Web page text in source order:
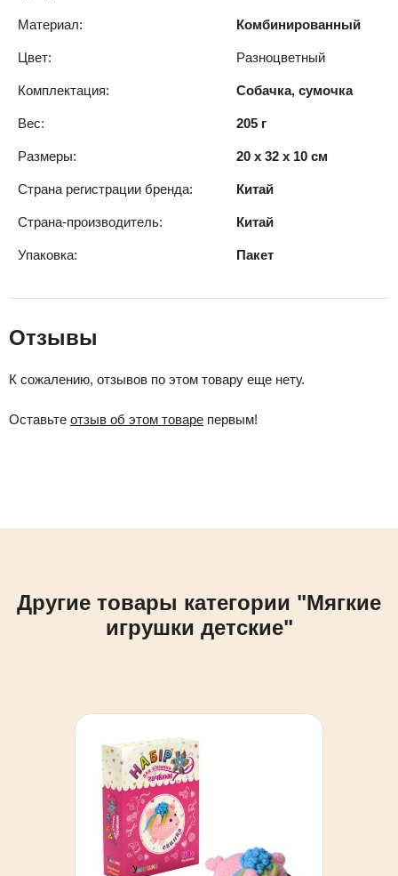
Материал: Комбинированный
Цвет: Разноцветный
Комплектация: Собачка, сумочка
Вес: 205 г
Размеры: 20 x 32 x 10 см
Страна регистрации бренда: Китай
Страна-производитель: Китай
Упаковка: Пакет
Отзывы
К сожалению, отзывов по этом товару еще нету.
Оставьте отзыв об этом товаре первым!
Другие товары категории "Мягкие
игрушки детские"